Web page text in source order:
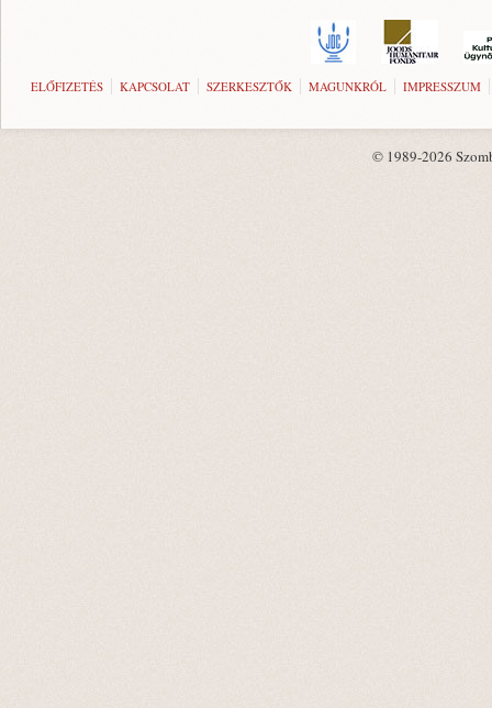
ELŐFIZETÉS KAPCSOLAT SZERKESZTŐK MAGUNKRÓL IMPRESSZUM
© 1989-2026